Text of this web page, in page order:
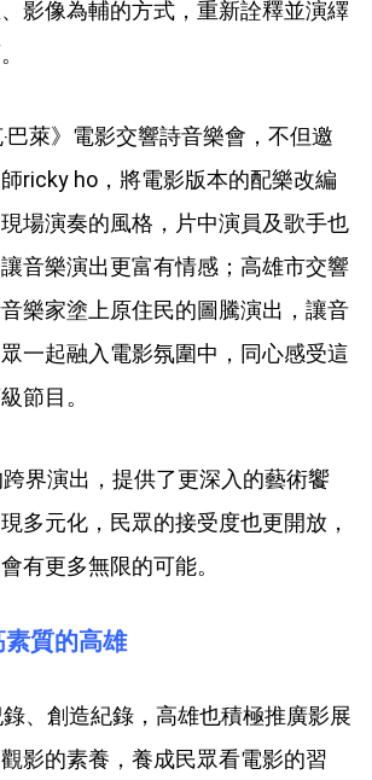
影像為輔的方式，重新詮釋並演繹
巴萊》電影交響詩音樂會，不但邀
ricky ho，將電影版本的配樂改編
場演奏的風格，片中演員及歌手也
音樂演出更富有情感；高雄市交響
樂家塗上原住民的圖騰演出，讓音
一起融入電影氛圍中，同心感受這
節目。
界演出，提供了更深入的藝術饗
多元化，民眾的接受度也更開放，
有更多無限的可能。
質的高雄
、創造紀錄，高雄也積極推廣影展
影的素養，養成民眾看電影的習